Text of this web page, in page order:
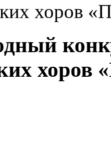
хоров
хоров